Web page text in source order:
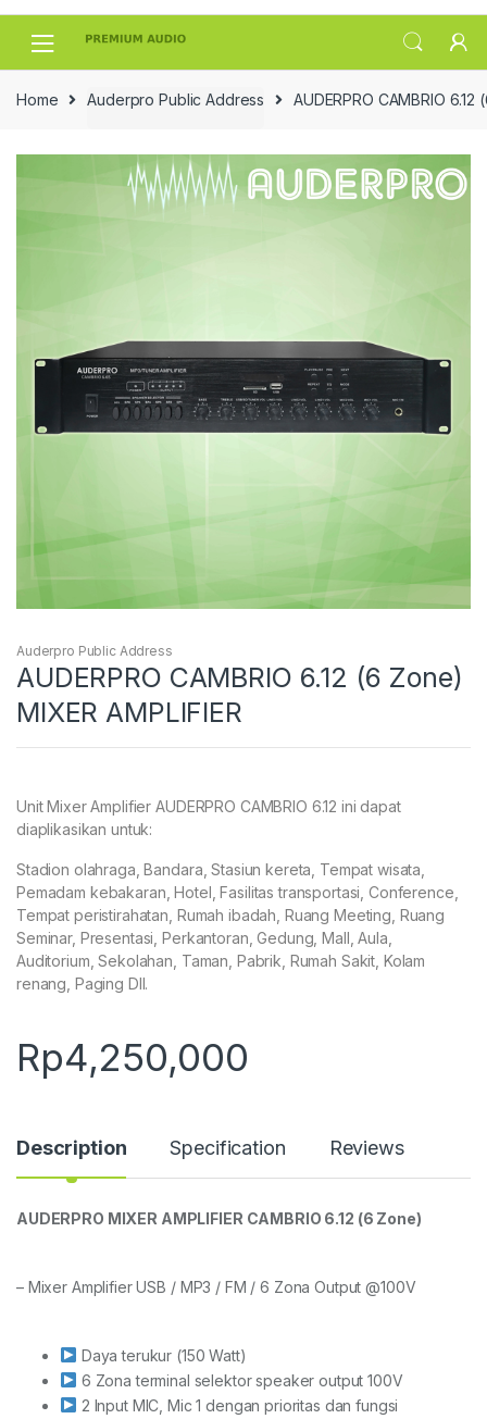
Skip
Skip
Home Auderpro Public Address AUDERPRO CAMBRIO 6.12
Auderpro Public Address
AUDERPRO CAMBRIO 6.12 (6 Zone)
MIXER AMPLIFIER
Unit Mixer Amplifier AUDERPRO CAMBRIO 6.12 ini dapat
diaplikasikan untuk:
Stadion olahraga, Bandara, Stasiun kereta, Tempat wisata,
Pemadam kebakaran, Hotel, Fasilitas transportasi, Conference,
Tempat peristirahatan, Rumah ibadah, Ruang Meeting, Ruang
Seminar, Presentasi, Perkantoran, Gedung, Mall, Aula,
Auditorium, Sekolahan, Taman, Pabrik, Rumah Sakit, Kolam
renang, Paging Dll.
Rp4,250,000
Description Specification Reviews
AUDERPRO MIXER AMPLIFIER CAMBRIO 6.12 (6 Zone)
– Mixer Amplifier USB / MP3 / FM / 6 Zona Output @100V
Daya terukur (150 Watt)
6 Zona terminal selektor speaker output 100V
2 Input MIC, Mic 1 dengan prioritas dan fungsi